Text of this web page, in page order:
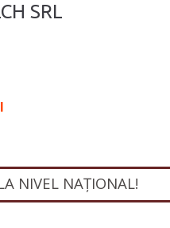
SRL
NIVEL NAŢIONAL!